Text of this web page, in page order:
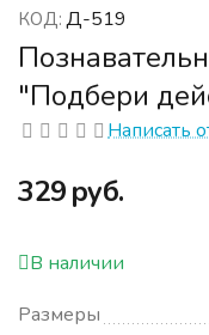
КОД: Д-519
"Подбери
Написать
‍329‍руб.
В наличии
Размеры